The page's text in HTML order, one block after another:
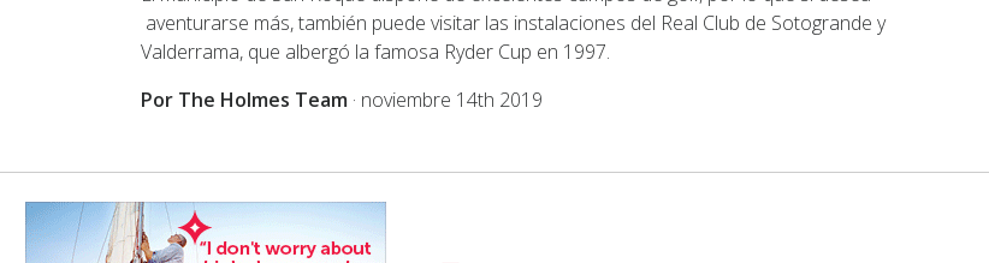
aventurarse más, también puede visitar las instalaciones del Real Club de Sotogrande y
Valderrama, que albergó la famosa Ryder Cup en 1997.
Por The Holmes Team · noviembre 14th 2019